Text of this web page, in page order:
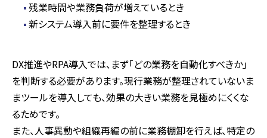
残業時間や業務負荷が増えているとき
新システム導入前に要件を整理するとき
DX推進やRPA導入では、まず「どの業務を自動化すべきか」
を判断する必要があります。現行業務が整理されていないま
まツールを導入しても、効果の大きい業務を見極めにくくな
るためです。
また、人事異動や組織再編の前に業務棚卸を行えば、特定の